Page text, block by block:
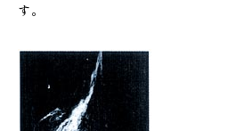
す。